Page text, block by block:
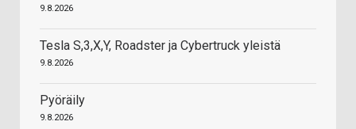
9.8.2026
Tesla S,3,X,Y, Roadster ja Cybertruck yleistä
9.8.2026
Pyöräily
9.8.2026